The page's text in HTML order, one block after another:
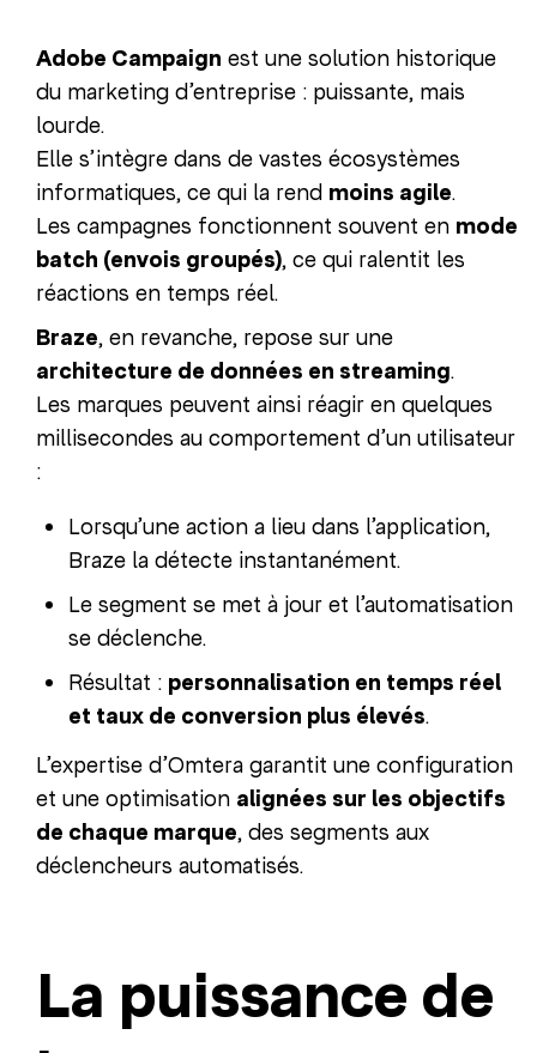
Adobe Campaign est une solution historique
du marketing d’entreprise : puissante, mais
lourde.
Elle s’intègre dans de vastes écosystèmes
informatiques, ce qui la rend moins agile.
Les campagnes fonctionnent souvent en mode
batch (envois groupés), ce qui ralentit les
réactions en temps réel.
Braze, en revanche, repose sur une
architecture de données en streaming.
Les marques peuvent ainsi réagir en quelques
millisecondes au comportement d’un utilisateur
:
Lorsqu’une action a lieu dans l’application,
Braze la détecte instantanément.
Le segment se met à jour et l’automatisation
se déclenche.
Résultat : personnalisation en temps réel
et taux de conversion plus élevés.
L’expertise d’Omtera garantit une configuration
et une optimisation alignées sur les objectifs
de chaque marque, des segments aux
déclencheurs automatisés.
La puissance de